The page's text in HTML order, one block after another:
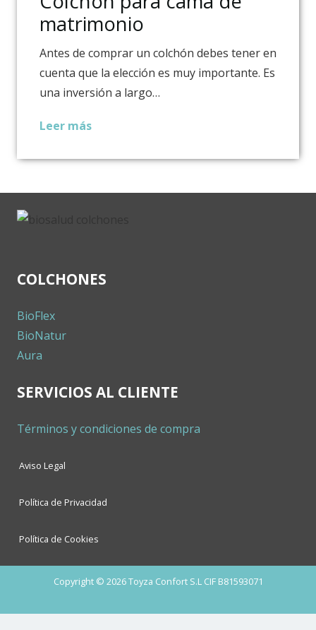
matrimonio
Antes de comprar un colchón debes tener en
cuenta que la elección es muy importante. Es
una inversión a largo…
Leer más
COLCHONES
BioFlex
BioNatur
Aura
SERVICIOS AL CLIENTE
Términos y condiciones de compra
Aviso Legal
Política de Privacidad
Política de Cookies
Copyright © 2026 Toyza Confort S.L CIF B81593071